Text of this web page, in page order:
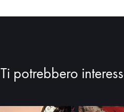
Ti potrebbero